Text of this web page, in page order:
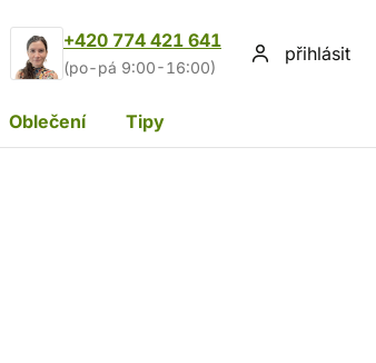
+420 774 421 641
(po-pá 9:00-16:00)
přihlásit
Oblečení Tipy